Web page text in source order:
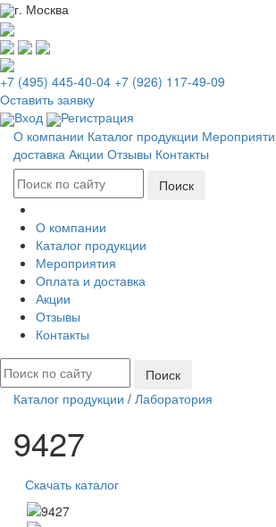
г. Москва
+7 (495) 445-40-04 +7 (926) 117-49-09
Оставить заявку
Вход
Регистрация
О компании Каталог продукции
доставка Акции Отзывы Контакты
О компании
Каталог продукции
Мероприятия
Оплата и доставка
Акции
Отзывы
Контакты
Каталог продукции / Лаборатория
9427
Скачать каталог